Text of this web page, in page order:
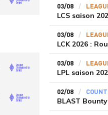
03/08
LCS saison
03/08
LCK 2026 :
03/08
LPL saison
02/08
BLAST